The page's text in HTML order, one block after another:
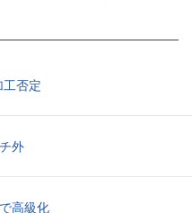
否定
外
高級化